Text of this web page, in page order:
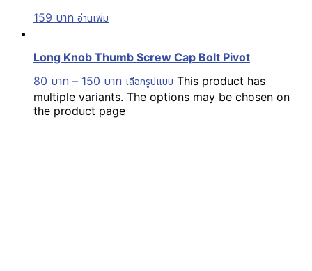
159 บาท อ่านเพิ่ม
Long Knob Thumb Screw Cap Bolt Pivot
80 บาท – 150 บาท เลือกรูปแบบ This product has
multiple variants. The options may be chosen on
the product page